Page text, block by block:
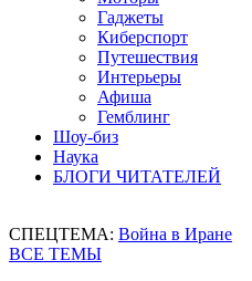
Гаджеты
Киберспорт
Путешествия
Интерьеры
Афиша
Гемблинг
Шоу-биз
Наука
БЛОГИ ЧИТАТЕЛЕЙ
СПЕЦТЕМА: Война в Иране
ВСЕ ТЕМЫ